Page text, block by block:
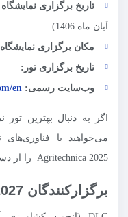
تاریخ برگزاری نمایشگاه 2025:
آبان ماه 1406)
مکان برگزاری
تاریخ برگزاری تور:
وب‌سایت رسمی: en/
اگر به دنبال بهترین
می‌خواهید با
Agritechnica 2025 را از دست ندهید.
برگزارکنندگان AGRITECHNICA 2027